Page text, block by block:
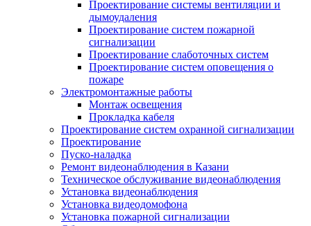
Проектирование системы вентиляции и
дымоудаления
Проектирование систем пожарной
сигнализации
Проектирование слаботочных систем
Проектирование систем оповещения о
пожаре
Электромонтажные работы
Монтаж освещения
Прокладка кабеля
Проектирование систем охранной сигнализации
Проектирование
Пуско-наладка
Ремонт видеонаблюдения в Казани
Техническое обслуживание видеонаблюдения
Установка видеонаблюдения
Установка видеодомофона
Установка пожарной сигнализации